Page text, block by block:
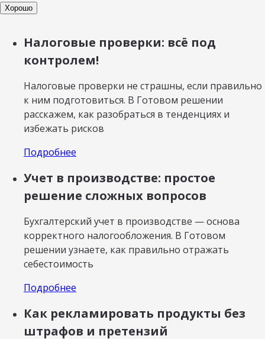
Хорошо
Налоговые проверки: всё под
контролем!
Налоговые проверки не страшны, если правильно
к ним подготовиться. В Готовом решении
расскажем, как разобраться в тенденциях и
избежать рисков
Подробнее
Учет в производстве: простое
решение сложных вопросов
Бухгалтерский учет в производстве — основа
корректного налогообложения. В Готовом
решении узнаете, как правильно отражать
себестоимость
Подробнее
Как рекламировать продукты без
штрафов и претензий